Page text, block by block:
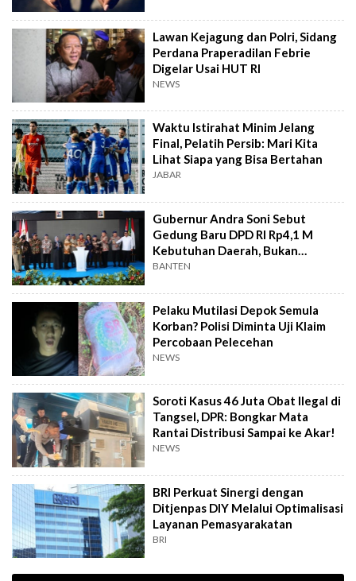
Lawan Kejagung dan Polri, Sidang
Perdana Praperadilan Febrie
Digelar Usai HUT RI
NEWS
Waktu Istirahat Minim Jelang
Final, Pelatih Persib: Mari Kita
Lihat Siapa yang Bisa Bertahan
JABAR
Gubernur Andra Soni Sebut
Gedung Baru DPD RI Rp4,1 M
Kebutuhan Daerah, Bukan
Senator
BANTEN
Pelaku Mutilasi Depok Semula
Korban? Polisi Diminta Uji Klaim
Percobaan Pelecehan
NEWS
Soroti Kasus 46 Juta Obat Ilegal di
Tangsel, DPR: Bongkar Mata
Rantai Distribusi Sampai ke Akar!
NEWS
BRI Perkuat Sinergi dengan
Ditjenpas DIY Melalui Optimalisasi
Layanan Pemasyarakatan
BRI